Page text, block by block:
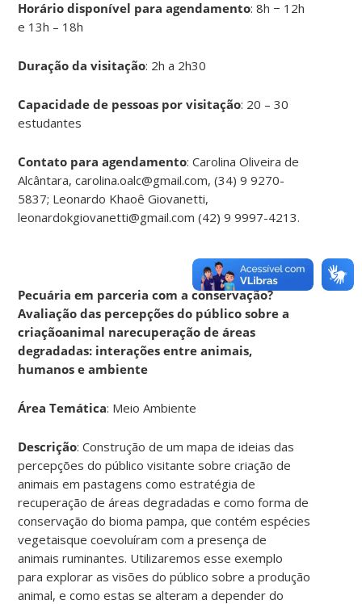
Horário disponível para agendamento: 8h − 12h
e 13h – 18h
Duração da visitação: 2h a 2h30
Capacidade de pessoas por visitação: 20 – 30
estudantes
Contato para agendamento: Carolina Oliveira de
Alcântara, carolina.oalc@gmail.com, (34) 9 9270-
5837; Leonardo Khaoê Giovanetti,
leonardokgiovanetti@gmail.com (42) 9 9997-4213.
Pecuária em parceria com a conservação?
Avaliação das percepções do público sobre a
criaçãoanimal narecuperação de áreas
degradadas: interações entre animais,
humanos e ambiente
Área Temática: Meio Ambiente
Descrição: Construção de um mapa de ideias das
percepções do público visitante sobre criação de
animais em pastagens como estratégia de
recuperação de áreas degradadas e como forma de
conservação do bioma pampa, que contém espécies
vegetaisque coevoluíram com a presença de
animais ruminantes. Utilizaremos esse exemplo
para explorar as visões do público sobre a produção
animal, e como estas se alteram a depender do